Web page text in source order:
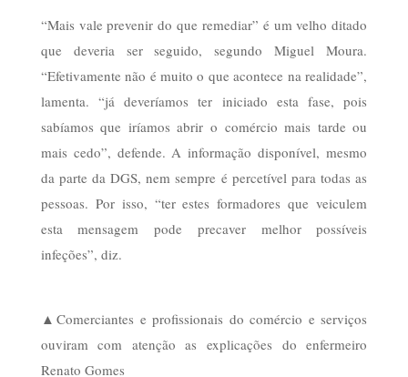
“Mais vale prevenir do que remediar” é um velho ditado
que deveria ser seguido, segundo Miguel Moura.
“Efetivamente não é muito o que acontece na realidade”,
lamenta. “já deveríamos ter iniciado esta fase, pois
sabíamos que iríamos abrir o comércio mais tarde ou
mais cedo”, defende. A informação disponível, mesmo
da parte da DGS, nem sempre é percetível para todas as
pessoas. Por isso, “ter estes formadores que veiculem
esta mensagem pode precaver melhor possíveis
infeções”, diz.
▲Comerciantes e profissionais do comércio e serviços
ouviram com atenção as explicações do enfermeiro
Renato Gomes